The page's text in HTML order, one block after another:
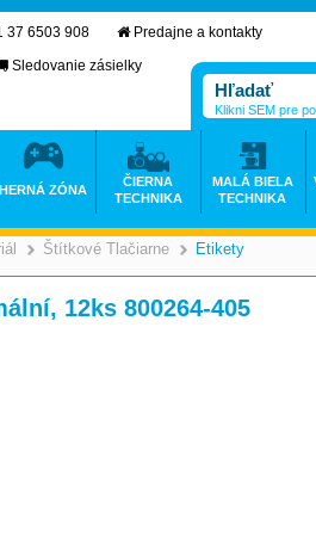
>
Štítkové Tlačiarne >
Etikety
12ks 800264-405
37 6503 908
Predajne a kontakty
Sledovanie zásielky
Klikni SEM pre
HERNÁ ZÓNA
ČIERNA
TECHNIKA
MALÁ BIELA
TECHNIKA